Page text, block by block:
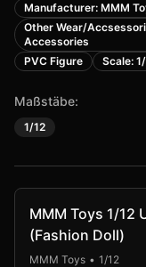
Manufacturer: MMM
Other Wear/
Accessories
PVC Figure
Scale:
Maßstäbe:
1/12
MMM Toys 1/12
(Fashion Doll)
MMM Toys • 1/12